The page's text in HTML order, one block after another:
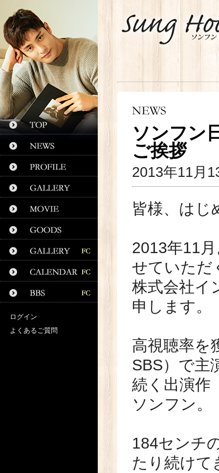
ログイン
よくあるご質問
ソンフン
ご挨拶
2013年11月
皆様、はじ
2013年11
せていただ
株式会社イ
申します。
高視聴率を
SBS）で主
続く出演作
ソンフン。
184センチ
たり続けて